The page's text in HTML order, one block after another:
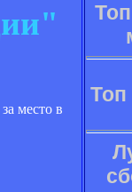
место в
Топ